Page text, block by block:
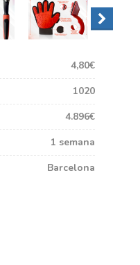
4,80€
1020
4.896€
1 semana
Barcelona